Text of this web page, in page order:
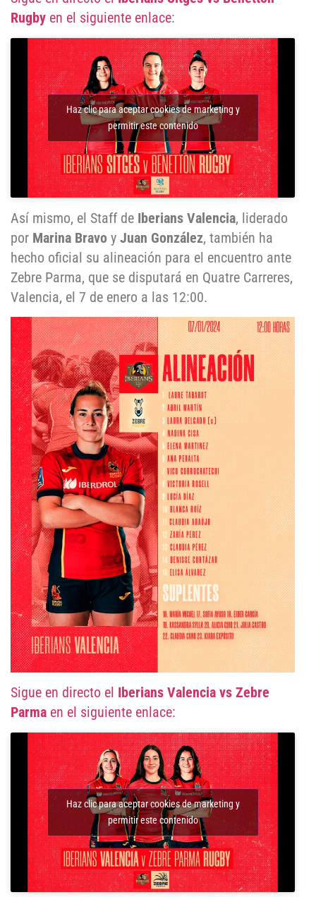
Rugby en el siguiente enlace:
Haz clic para aceptar cookies de marketing y
permitir este contenido
Así mismo, el Staff de Iberians Valencia, liderado
por Marina Bravo y Juan González, también ha
hecho oficial su alineación para el encuentro ante
Zebre Parma, que se disputará en Quatre Carreres,
Valencia, el 7 de enero a las 12:00.
Sigue en directo el Iberians Valencia vs Zebre
Parma en el siguiente enlace:
Haz clic para aceptar cookies de marketing y
permitir este contenido